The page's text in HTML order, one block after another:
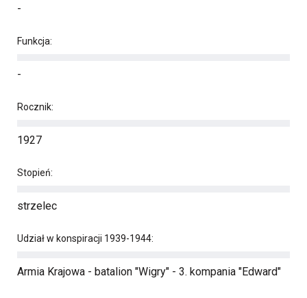
-
Funkcja:
-
Rocznik:
1927
Stopień:
strzelec
Udział w konspiracji 1939-1944:
Armia Krajowa - batalion "Wigry" - 3. kompania "Edward"